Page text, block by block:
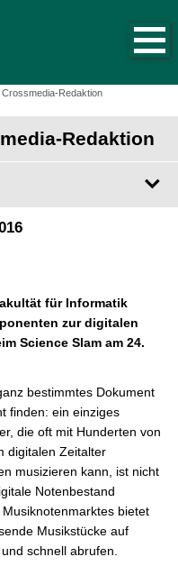
Redaktion
Redaktion
für Informatik
zur digitalen
Science Slam am 24.
bestimmtes Dokument
finden: ein einziges
die oft mit Hunderten von
digitalen Zeitalter
musizieren kann, ist nicht
Notenbestand
bietet
Musikstücke auf
schnell abrufen.